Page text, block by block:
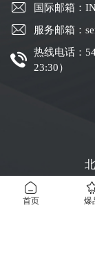
首页 爆
国际邮箱：
服务邮箱：
热线电话：
23:30）
Copyright © 2019-